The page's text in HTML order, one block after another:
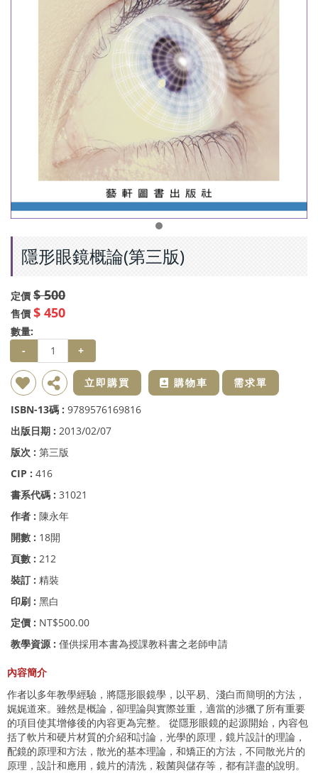
隱形眼鏡概論(第三版)
定價 $ 500
售價 $ 450
數量:
-
+
新增到收藏夾 分享 立即購買 購物車
需求單
ISBN-13碼 : 9789576169816
出版日期 : 2013/02/07
版次 : 第三版
CIP : 416
書系代碼 : 31021
作者 : 陳永年
開數 : 18開
頁數 : 212
裝訂 : 精裝
印刷 : 黑白
定價 : NT$500.00
教學資源 : 僅供採用本書為授課教科書之老師申請
內容簡介
作者以多年教學經驗，將隱形眼鏡學，以平易、淺白而簡明的方法，
娓娓道來。雖然是概論，卻理論與實際並重，適當的涉獵了所有重要
的項目使其增修後的內容更為完整。 從隱形眼鏡的起源開始，內容包
括了軟片和硬片材質的介紹和討論，光學的原理，鏡片設計的理論，
配鏡的原理和方法，散光的基本理論，和矯正的方法，不同散光片的
原理，設計和應用，鏡片的清洗，殺菌與儲存等，都有詳盡的說明。